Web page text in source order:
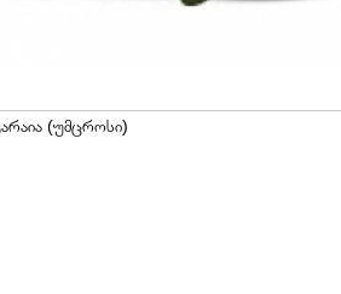
(უმცროსი)